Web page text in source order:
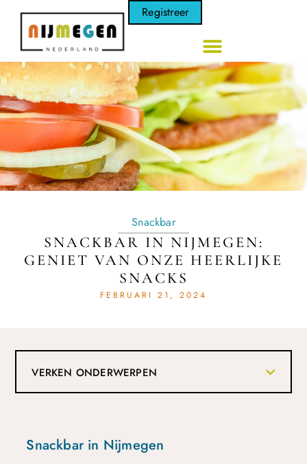
Registreer
Snackbar
SNACKBAR IN NIJMEGEN:
GENIET VAN ONZE HEERLIJKE
SNACKS
FEBRUARI 21, 2024
Snackbar in Nijmegen
VERKEN ONDERWERPEN